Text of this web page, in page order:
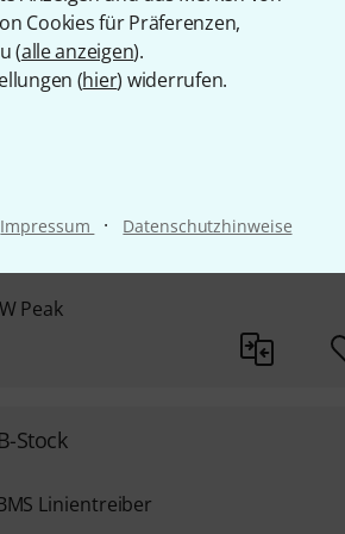
Cookies für Präferenzen,
(alle anzeigen).
(hier) widerrufen.
Impressum · Datenschutzhinweise
Peak
Peak
Stock
Linientreiber